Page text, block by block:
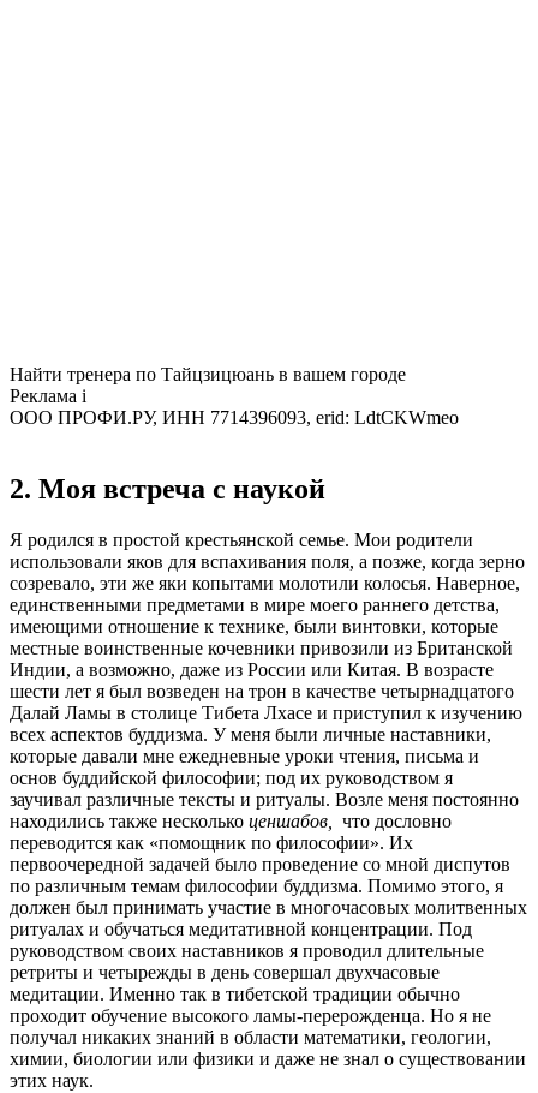
Найти тренера по Тайцзицюань в вашем городе
Реклама i
ООО ПРОФИ.РУ, ИНН 7714396093, erid: LdtCKWmeo
2. Моя встреча с наукой
Я родился в простой крестьянской семье. Мои родители
использовали яков для вспахивания поля, а позже, когда зерно
созревало, эти же яки копытами молотили колосья. Наверное,
единственными предметами в мире моего раннего детства,
имеющими отношение к технике, были винтовки, которые
местные воинственные кочевники привозили из Британской
Индии, а возможно, даже из России или Китая. В возрасте
шести лет я был возведен на трон в качестве четырнадцатого
Далай Ламы в столице Тибета Лхасе и приступил к изучению
всех аспектов буддизма. У меня были личные наставники,
которые давали мне ежедневные уроки чтения, письма и
основ буддийской философии; под их руководством я
заучивал различные тексты и ритуалы. Возле меня постоянно
находились также несколько ценшабов,
что дословно
переводится как «помощник по философии». Их
первоочередной задачей было проведение со мной диспутов
по различным темам философии буддизма. Помимо этого, я
должен был принимать участие в многочасовых молитвенных
ритуалах и обучаться медитативной концентрации. Под
руководством своих наставников я проводил длительные
ретриты и четырежды в день совершал двухчасовые
медитации. Именно так в тибетской традиции обычно
проходит обучение высокого ламы-перерожденца. Но я не
получал никаких знаний в области математики, геологии,
химии, биологии или физики и даже не знал о существовании
этих наук.